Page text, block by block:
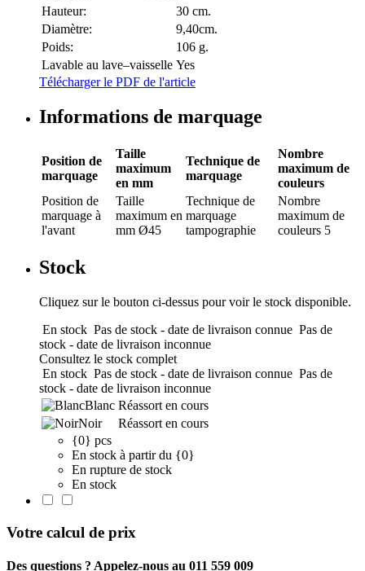
Hauteur:
30 cm.
Diamètre:
9,40cm.
Poids:
106 g.
Lavable au lave–vaisselle Yes
Télécharger le PDF de l'article
Informations de marquage
Position de
marquage
Taille
maximum
en mm
Technique de
marquage
Nombre
maximum de
couleurs
Position de
marquage à
l'avant
Taille
maximum en
mm Ø45
Technique de
marquage
tampographie
Nombre
maximum de
couleurs 5
Stock
Cliquez sur le bouton ci-dessus pour voir le stock disponible.
En stock Pas de stock - date de livraison connue Pas de
stock - date de livraison inconnue
Consultez le stock complet
En stock Pas de stock - date de livraison connue Pas de
stock - date de livraison inconnue
Blanc Réassort en cours
Noir
Réassort en cours
{0} pcs
En stock à partir du {0}
En rupture de stock
En stock
Votre calcul de prix
Des questions ? Appelez-nous au 011 559 009